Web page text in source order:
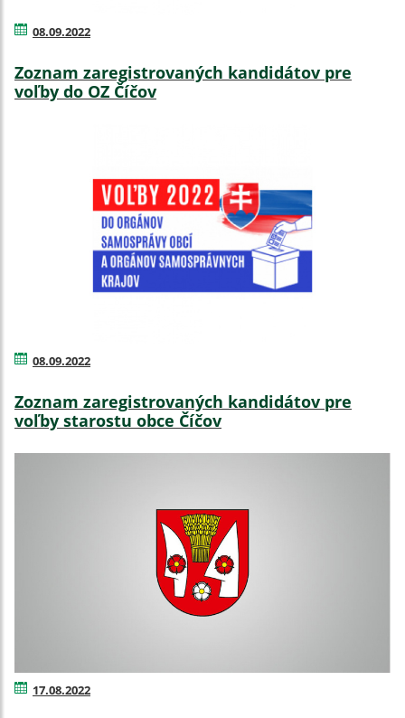
08.09.2022
Zoznam zaregistrovaných kandidátov pre
voľby do OZ Číčov
08.09.2022
Zoznam zaregistrovaných kandidátov pre
voľby starostu obce Číčov
17.08.2022